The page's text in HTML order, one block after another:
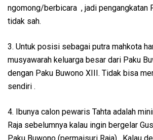
ngomong/berbicara , jadi pengangkatan
tidak sah.
3. Untuk posisi sebagai putra mahkota
musyawarah keluarga besar dari Paku
dengan Paku Buwono XIII. Tidak bisa
sendiri .
4. Ibunya calon pewaris Tahta adalah
Raja sebelumnya kalau ingin bergelar